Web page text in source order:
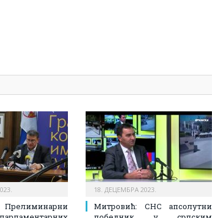
18. ДЕЦЕМБРА 2023.
Митровић: СНС апсолутни